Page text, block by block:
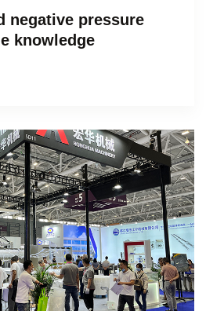
negative pressure
knowledge